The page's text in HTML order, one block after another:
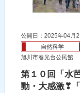
公開日：2025年04月
自然科学
旭川市春光台公民館
第１０回「水
動・大感激❣